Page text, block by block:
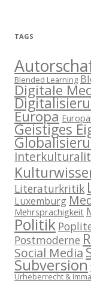
TAGS
Blended Learning
Digitale
Europa
Geistiges
Literaturkritik
Luxemburg
Mehrsprachigkeit
Politik
Postmoderne
Social Media
Subversion
Urheberrecht &